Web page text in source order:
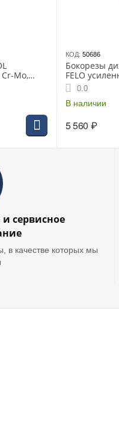
Mo,
КОД: 50686
Бокорезы
FELO
(58102040)
0.0
В наличии
5 560 ₽
и сервисное
в качестве которых мы